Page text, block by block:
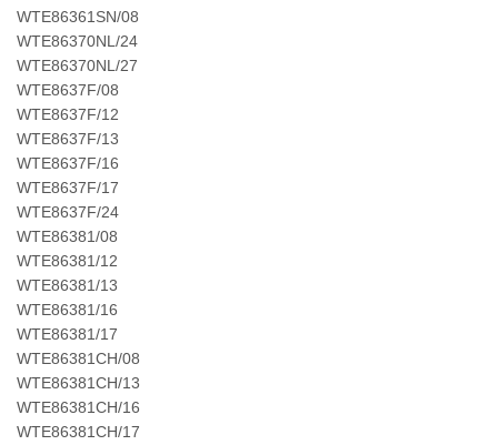
WTE86361SN/08
WTE86370NL/24
WTE86370NL/27
WTE8637F/08
WTE8637F/12
WTE8637F/13
WTE8637F/16
WTE8637F/17
WTE8637F/24
WTE86381/08
WTE86381/12
WTE86381/13
WTE86381/16
WTE86381/17
WTE86381CH/08
WTE86381CH/13
WTE86381CH/16
WTE86381CH/17